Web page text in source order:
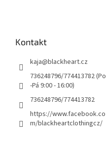
Kontakt
kaja@blackheart.cz
736248796/774413782 (Po
-Pá 9:00 - 16:00)
736248796/774413782
https://www.facebook.co
m/blackheartclothingcz/